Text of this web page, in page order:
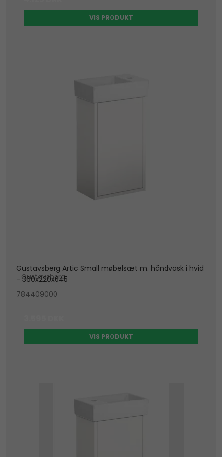
VIS PRODUKT
Gustavsberg Artic Small møbelsæt m. håndvask i hvid
- 360x220x645
Gustavsberg
784409000
VIS PRODUKT